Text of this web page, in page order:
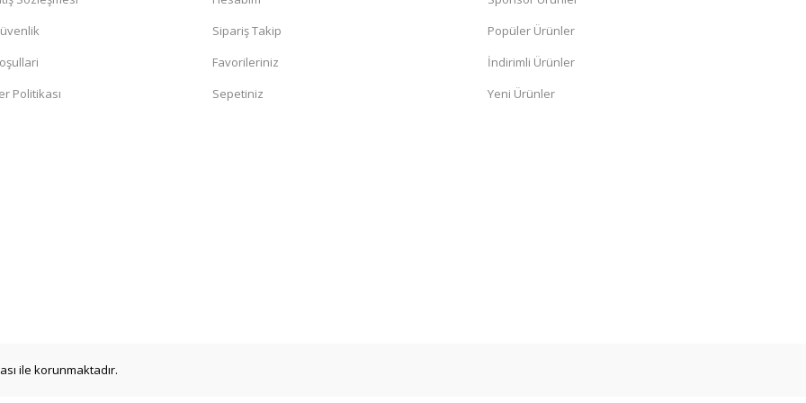
Politikası
Sipariş Takip
Favorileriniz
Sepetiniz
Popüler Ürünler
İndirimli Ürünler
Yeni Ürünler
ile korunmaktadır.